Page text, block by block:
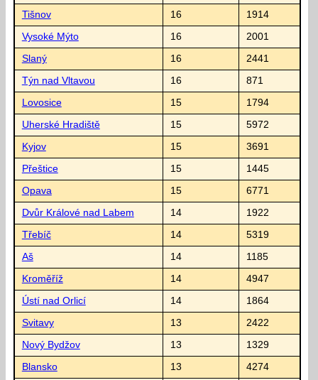
Tišnov 16 1914
Vysoké Mýto 16 2001
Slaný 16 2441
Týn nad Vltavou 16 871
Lovosice 15 1794
Uherské Hradiště 15 5972
Kyjov 15 3691
Přeštice 15 1445
Opava 15 6771
Dvůr Králové nad Labem 14 1922
Třebíč 14 5319
Aš 14 1185
Kroměříž 14 4947
Ústí nad Orlicí 14 1864
Svitavy 13 2422
Nový Bydžov 13 1329
Blansko 13 4274